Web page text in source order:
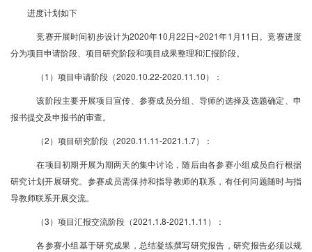
进度计划如下
竞赛开展时间初步设计为2020年10月22日~2021年1月11日。竞赛进度
分为项目申请阶段、项目研究阶段和项目成果整理和汇报阶段。
（1）项目申请阶段（2020.10.22-2020.11.10）：
该阶段主要开展项目宣传、参赛成员分组、导师的选择及选题确定、申
报书提交及申报书的审查。
（2）项目研究阶段（2020.11.11-2021.1.7）：
在项目初期开展为期两天的集中讨论，随后由各参赛小组成员自行根据
研究计划开展研究。参赛成员需保持和指导教师的联系，有任何问题随时与指
导教师联系开展交流。
（3）项目汇报交流阶段（2021.1.8-2021.1.11）：
各参赛小组基于研究成果，总结凝练撰写研究报告，研究报告必须以规